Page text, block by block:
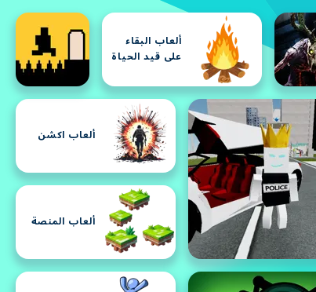
ألعاب البقاء
على قيد الحياة
ألعاب اكشن
ألعاب المنصة